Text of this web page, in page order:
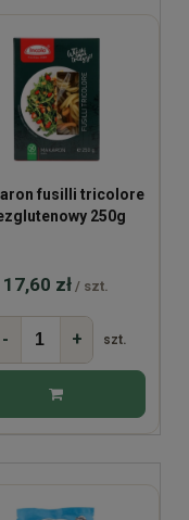
fusilli tricolore
250g
17,60 zł / szt.
- + szt.